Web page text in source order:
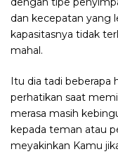
dan kecepatan yang
kapasitasnya tidak
mahal.
Itu dia tadi beberapa
perhatikan saat
merasa masih
kepada teman atau
meyakinkan Kamu